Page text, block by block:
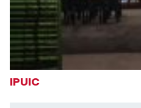
IPUIC